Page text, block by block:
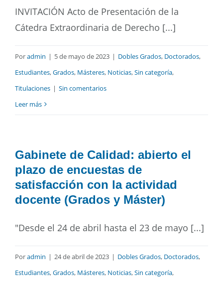
INVITACIÓN Acto de Presentación de la
Cátedra Extraordinaria de Derecho [...]
Poradmin | 5 de mayo de 2023 | Dobles Grados, Doctorados,
Estudiantes,Grados, Másteres, Noticias,Sin categoría,
Titulaciones | Sin comentarios
Leer más
Gabinete de Calidad: abierto el
plazo de encuestas de
satisfacción con la actividad
docente (Grados y Máster)
"Desde el 24 de abril hasta el 23 de mayo [...]
Poradmin | 24 de abril de 2023 | Dobles Grados, Doctorados,
Estudiantes,Grados, Másteres, Noticias,Sin categoría,